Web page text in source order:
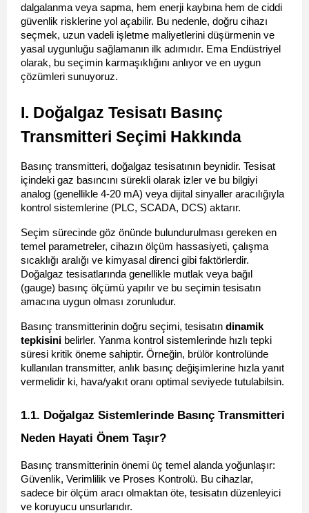
dalgalanma veya sapma, hem enerji kaybına hem de ciddi
güvenlik risklerine yol açabilir. Bu nedenle, doğru cihazı
seçmek, uzun vadeli işletme maliyetlerini düşürmenin ve
yasal uygunluğu sağlamanın ilk adımıdır. Ema Endüstriyel
olarak, bu seçimin karmaşıklığını anlıyor ve en uygun
çözümleri sunuyoruz.
I. Doğalgaz Tesisatı Basınç
Transmitteri Seçimi Hakkında
Basınç transmitteri, doğalgaz tesisatının beynidir. Tesisat
içindeki gaz basıncını sürekli olarak izler ve bu bilgiyi
analog (genellikle 4-20 mA) veya dijital sinyaller aracılığıyla
kontrol sistemlerine (PLC, SCADA, DCS) aktarır.
Seçim sürecinde göz önünde bulundurulması gereken en
temel parametreler, cihazın ölçüm hassasiyeti, çalışma
sıcaklığı aralığı ve kimyasal direnci gibi faktörlerdir.
Doğalgaz tesisatlarında genellikle mutlak veya bağıl
(gauge) basınç ölçümü yapılır ve bu seçimin tesisatın
amacına uygun olması zorunludur.
Basınç transmitterinin doğru seçimi, tesisatın dinamik
tepkisini belirler. Yanma kontrol sistemlerinde hızlı tepki
süresi kritik öneme sahiptir. Örneğin, brülör kontrolünde
kullanılan transmitter, anlık basınç değişimlerine hızla yanıt
vermelidir ki, hava/yakıt oranı optimal seviyede tutulabilsin.
1.1. Doğalgaz Sistemlerinde Basınç Transmitteri
Neden Hayati Önem Taşır?
Basınç transmitterinin önemi üç temel alanda yoğunlaşır:
Güvenlik, Verimlilik ve Proses Kontrolü. Bu cihazlar,
sadece bir ölçüm aracı olmaktan öte, tesisatın düzenleyici
ve koruyucu unsurlarıdır.